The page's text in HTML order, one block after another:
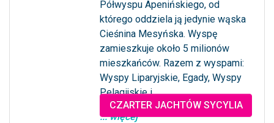
Półwyspu Apenińskiego, od
którego oddziela ją jedynie wąska
Cieśnina Mesyńska. Wyspę
zamieszkuje około 5 milionów
mieszkańców. Razem z wyspami:
Wyspy Liparyjskie, Egady, Wyspy
Pelagijskie i...
... więcej
CZARTER JACHTÓW SYCYLIA